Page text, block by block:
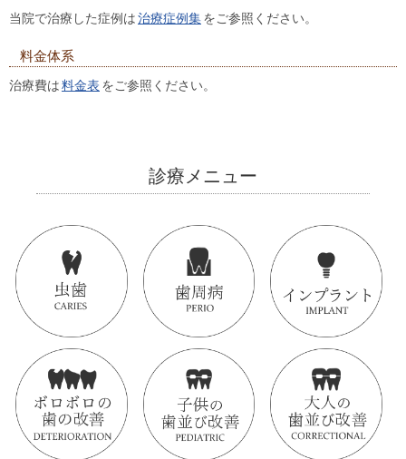
当院で治療した症例は治療症例集をご参照ください。
料金体系
治療費は料金表 をご参照ください。
診療メニュー